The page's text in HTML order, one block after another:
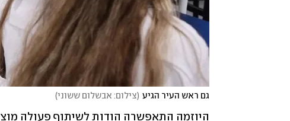
גם ראש העיר הגיע (צילום: אבשלום ששוני)